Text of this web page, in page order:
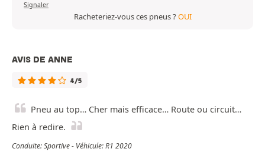
Signaler
Racheteriez-vous ces pneus ?OUI
AVIS DE ANNE
4/5
Pneu au top… Cher mais efficace… Route ou circuit…
Rien à redire.
Conduite: Sportive - Véhicule: R1 2020